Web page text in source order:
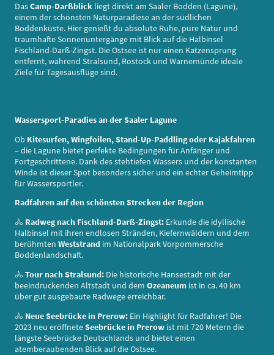
DasCamp-Darßblick liegt direkt am Saaler Bodden (Lagune),
einem der schönsten Naturparadiese an der südlichen
Boddenküste. Hier genießt du absolute Ruhe, pure Natur und
traumhafte Sonnenuntergänge mit Blick auf die Halbinsel
Fischland-Darß-Zingst. Die Ostsee ist nur einen Katzensprung
entfernt, während Stralsund, Rostock und Warnemünde ideale
Ziele für Tagesausflüge sind.
Wassersport-Paradies an der Saaler Lagune
Ob Kitesurfen, Wingfoilen, Stand-Up-Paddling oder Kajakfahren
– die Lagune bietet perfekte Bedingungen für Anfänger und
Fortgeschrittene. Dank des stehtiefen Wassers und der konstanten
Winde ist dieser Spot besonders sicher und ein echter Geheimtipp
für Wassersportler.
Radfahren auf den schönsten Strecken der Region
🚴 Radweg nach Fischland-Darß-Zingst: Erkunde die idyllische
Halbinsel mit ihren endlosen Stränden, Kiefernwäldern und dem
berühmten Weststrand im Nationalpark Vorpommersche
Boddenlandschaft.
🚴 Tour nach Stralsund: Die historische Hansestadt mit der
beeindruckenden Altstadt und dem Ozeaneum ist in ca. 40 km
über gut ausgebaute Radwege erreichbar.
🚴 Neue Seebrücke in Prerow: Ein Highlight für Radfahrer! Die
2023 neu eröffneteSeebrücke in Prerow ist mit 720 Metern die
längste Seebrücke Deutschlands und bietet einen
atemberaubenden Blick auf die Ostsee.